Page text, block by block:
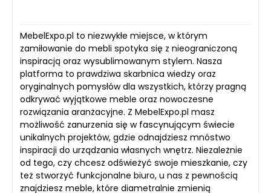
MebelExpo.pl to niezwykłe miejsce, w którym
zamiłowanie do mebli spotyka się z nieograniczoną
inspiracją oraz wysublimowanym stylem. Nasza
platforma to prawdziwa skarbnica wiedzy oraz
oryginalnych pomysłów dla wszystkich, którzy pragną
odkrywać wyjątkowe meble oraz nowoczesne
rozwiązania aranżacyjne. Z MebelExpo.pl masz
możliwość zanurzenia się w fascynującym świecie
unikalnych projektów, gdzie odnajdziesz mnóstwo
inspiracji do urządzania własnych wnętrz. Niezależnie
od tego, czy chcesz odświeżyć swoje mieszkanie, czy
też stworzyć funkcjonalne biuro, u nas z pewnością
znajdziesz meble, które diametralnie zmienią